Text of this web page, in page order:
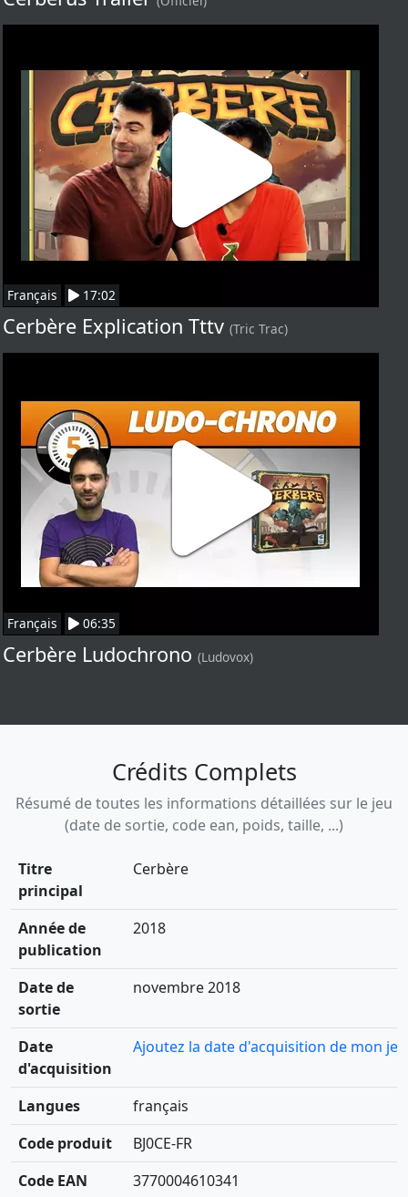
Français 17:02
Cerbère Explication Tttv (Tric Trac)
Français 06:35
Cerbère Ludochrono (Ludovox)
Crédits Complets
Résumé de toutes les informations détaillées sur le jeu
(date de sortie, code ean, poids, taille, ...)
Titre
principal
Cerbère
Année de
publication
2018
Date de
sortie
novembre 2018
Date
d'acquisition
Ajoutez la date d'acquisition de mon jeu
Langues
français
Code produit
BJ0CE-FR
Code EAN
3770004610341